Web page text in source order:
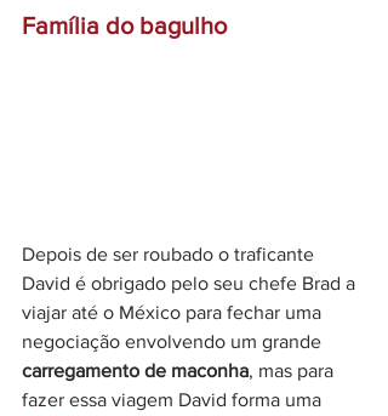
Família do bagulho
Depois de ser roubado o traficante
David é obrigado pelo seu chefe Brad a
viajar até o México para fechar uma
negociação envolvendo um grande
carregamento de maconha, mas para
fazer essa viagem David forma uma